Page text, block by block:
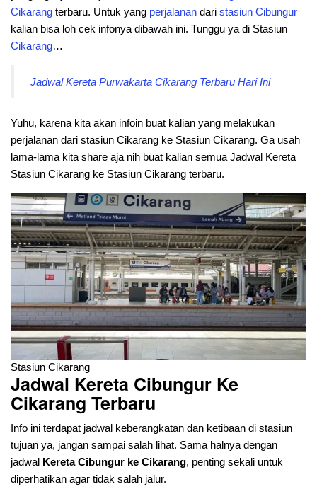
Cikarang terbaru. Untuk yang perjalanan dari stasiun Cibungur
kalian bisa loh cek infonya dibawah ini. Tunggu ya di Stasiun
Cikarang…
Jadwal Kereta Purwakarta Cikarang Terbaru Hari Ini
Yuhu, karena kita akan infoin buat kalian yang melakukan
perjalanan dari stasiun Cikarang ke Stasiun Cikarang. Ga usah
lama-lama kita share aja nih buat kalian semua Jadwal Kereta
Stasiun Cikarang ke Stasiun Cikarang terbaru.
Stasiun Cikarang
Jadwal Kereta Cibungur Ke
Cikarang Terbaru
Info ini terdapat jadwal keberangkatan dan ketibaan di stasiun
tujuan ya, jangan sampai salah lihat. Sama halnya dengan
jadwal Kereta Cibungur ke Cikarang, penting sekali untuk
diperhatikan agar tidak salah jalur.